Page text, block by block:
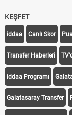
KEŞFET
iddaa Canlı Skor
Transfer Haberleri
iddaa Programı
Galatasaray Transfer